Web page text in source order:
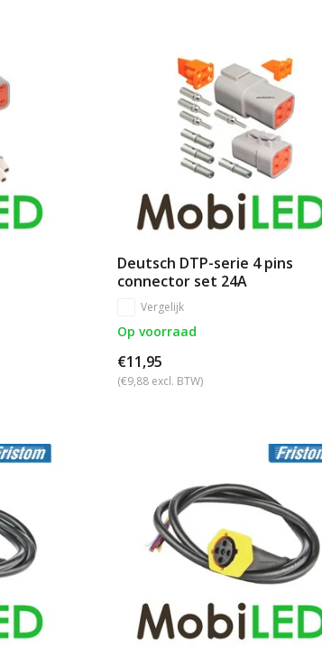
Deutsch DTP-serie 4 pins
connector set 24A
Vergelijk
Op voorraad
€11,95
(€9,88 excl. BTW)